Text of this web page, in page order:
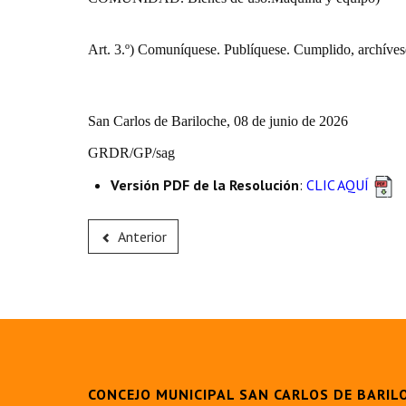
Art. 3.º) Comuníquese. Publíquese. Cumplido,
San Carlos de Bariloche, 08 de junio de 2026
GRDR/GP/sag
Versión PDF de la Resolución: CLIC AQUÍ
Anterior
CONCEJO MUNICIPAL SAN CARLOS DE